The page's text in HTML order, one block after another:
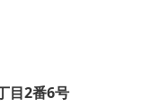
目2番6号